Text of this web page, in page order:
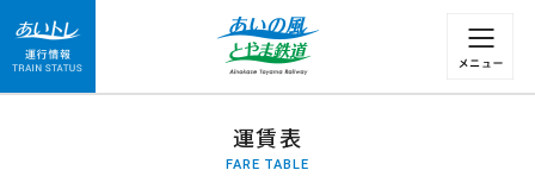
運行情報 列車の遅れ情報等についてはこちら
運賃表
FARE TABLE